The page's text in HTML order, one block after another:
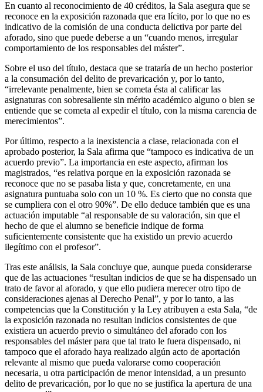
En cuanto al reconocimiento de 40 créditos, la Sala asegura que se
reconoce en la exposición razonada que era lícito, por lo que no es
indicativo de la comisión de una conducta delictiva por parte del
aforado, sino que puede deberse a un “cuando menos, irregular
comportamiento de los responsables del máster”.
Sobre el uso del título, destaca que se trataría de un hecho posterior
a la consumación del delito de prevaricación y, por lo tanto,
“irrelevante penalmente, bien se cometa ésta al calificar las
asignaturas con sobresaliente sin mérito académico alguno o bien se
entiende que se cometa al expedir el título, con la misma carencia de
merecimientos”.
Por último, respecto a la inexistencia a clase, relacionada con el
aprobado posterior, la Sala afirma que “tampoco es indicativa de un
acuerdo previo”. La importancia en este aspecto, afirman los
magistrados, “es relativa porque en la exposición razonada se
reconoce que no se pasaba lista y que, concretamente, en una
asignatura puntuaba solo con un 10 %. Es cierto que no consta que
se cumpliera con el otro 90%”. De ello deduce también que es una
actuación imputable “al responsable de su valoración, sin que el
hecho de que el alumno se beneficie indique de forma
suficientemente consistente que ha existido un previo acuerdo
ilegítimo con el profesor”.
Tras este análisis, la Sala concluye que, aunque pueda considerarse
que de las actuaciones “resultan indicios de que se ha dispensado un
trato de favor al aforado, y que ello pudiera merecer otro tipo de
consideraciones ajenas al Derecho Penal”, y por lo tanto, a las
competencias que la Constitución y la Ley atribuyen a esta Sala, “de
la exposición razonada no resultan indicios consistentes de que
existiera un acuerdo previo o simultáneo del aforado con los
responsables del máster para que tal trato le fuera dispensado, ni
tampoco que el aforado haya realizado algún acto de aportación
relevante al mismo que pueda valorarse como cooperación
necesaria, u otra participación de menor intensidad, a un presunto
delito de prevaricación, por lo que no se justifica la apertura de una